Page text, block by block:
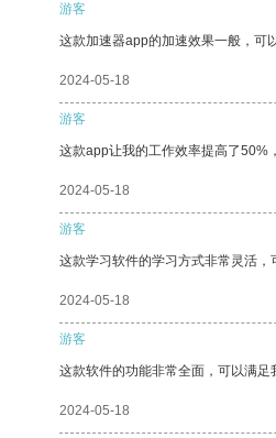
游客
这款加速器app的加速效果一般，可
2024-05-18
游客
这款app让我的工作效率提高了50%
2024-05-18
游客
这款学习软件的学习方式非常灵活，
2024-05-18
游客
这款软件的功能非常全面，可以满足
2024-05-18